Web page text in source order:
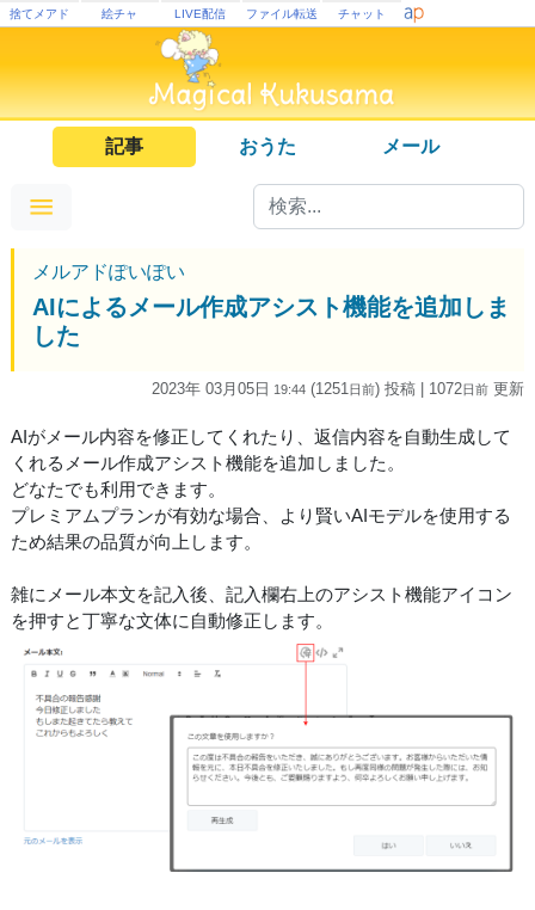
捨てメアド 絵チャ LIVE配信 ファイル転送 チャット
記事 おうた メール
メルアドぽいぽい
AIによるメール作成アシスト機能を追加しま
した
2023年 03月05日 19:44 (1251 日前) 投稿 | 1072日前 更新
AIがメール内容を修正してくれたり、返信内容を自動生成して
くれるメール作成アシスト機能を追加しました。
どなたでも利用できます。
プレミアムプランが有効な場合、より賢いAIモデルを使用する
ため結果の品質が向上します。
雑にメール本文を記入後、記入欄右上のアシスト機能アイコン
を押すと丁寧な文体に自動修正します。